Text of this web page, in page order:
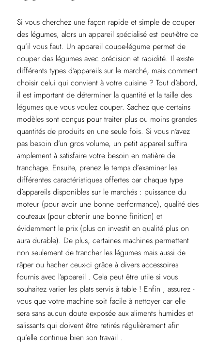
Si vous cherchez une façon rapide et simple de couper
des légumes, alors un appareil spécialisé est peut-être ce
qu’il vous faut. Un appareil coupe-légume permet de
couper des légumes avec précision et rapidité. Il existe
différents types d’appareils sur le marché, mais comment
choisir celui qui convient à votre cuisine ? Tout d’abord,
il est important de déterminer la quantité et la taille des
légumes que vous voulez couper. Sachez que certains
modèles sont conçus pour traiter plus ou moins grandes
quantités de produits en une seule fois. Si vous n’avez
pas besoin d’un gros volume, un petit appareil suffira
amplement à satisfaire votre besoin en matière de
tranchage. Ensuite, prenez le temps d’examiner les
différentes caractéristiques offertes par chaque type
d’appareils disponibles sur le marchés : puissance du
moteur (pour avoir une bonne performance), qualité des
couteaux (pour obtenir une bonne finition) et
évidemment le prix (plus on investit en qualité plus on
aura durable). De plus, certaines machines permettent
non seulement de trancher les légumes mais aussi de
râper ou hacher ceux-ci grâce à divers accessoires
fournis avec l’appareil . Cela peut être utile si vous
souhaitez varier les plats servis à table ! Enfin , assurez -
vous que votre machine soit facile à nettoyer car elle
sera sans aucun doute exposée aux aliments humides et
salissants qui doivent être retirés régulièrement afin
qu’elle continue bien son travail .